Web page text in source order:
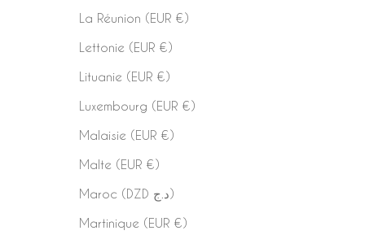
La Réunion (EUR €)
Lettonie (EUR €)
Lituanie (EUR €)
Luxembourg (EUR €)
Malaisie (EUR €)
Malte (EUR €)
Maroc (DZD د.ج)
Martinique (EUR €)